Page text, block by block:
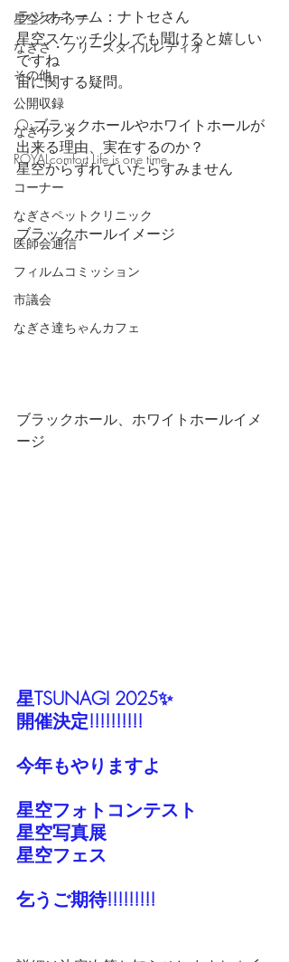
星空スケッチ
なぎさ・フリースタイルレディオ
その他
公開収録
なぎサンタ
ROYALcomfort Life is one time
コーナー
なぎさペットクリニック
医師会通信
フィルムコミッション
市議会
なぎさ達ちゃんカフェ
ラジオネーム：ナトセさん
星空スケッチ少しでも聞けると嬉しい
ですね
宙に関する疑問。
Q:ブラックホールやホワイトホールが
出来る理由、実在するのか？
星空からずれていたらすみません
ブラックホールイメージ
ブラックホール、ホワイトホールイメ
ージ
星TSUNAGI 2025✨
開催決定!!!!!!!!!!
今年もやりますよ
星空フォトコンテスト
星空写真展
星空フェス
乞うご期待!!!!!!!!!